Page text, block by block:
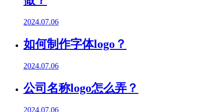
2024.07.06
如何制作字体logo？
2024.07.06
公司名称logo怎么弄？
2024.07.06